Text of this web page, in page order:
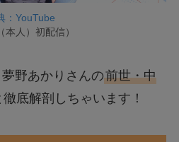
：YouTube
本人）初配信）
野あかりさんの前世・中
底解剖しちゃいます！